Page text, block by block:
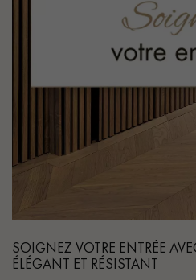
SOIGNEZ VOTRE ENTRÉE
ÉLÉGANT ET RÉSISTANT